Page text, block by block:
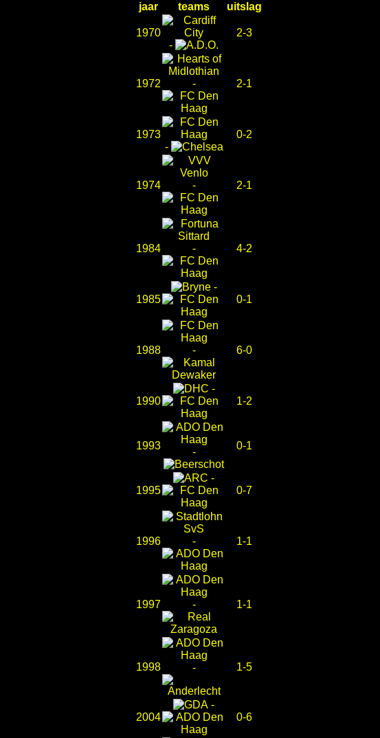
jaar
teams uitslag
1970
-
2-3
1972 - 2-1
1973
-
0-2
1974 - 2-1
1984 - 4-2
1985
-
0-1
1988 - 6-0
1990
-
1-2
1993
-
0-1
1995
-
0-7
1996 - 1-1
1997 - 1-1
1998 - 1-5
2004
-
0-6